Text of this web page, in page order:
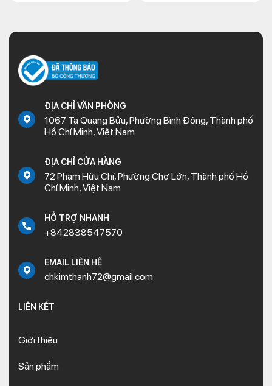
ĐỊA CHỈ VĂN PHÒNG
1067 Tạ Quang Bửu, Phường Bình Đông, Thành phố
Hồ Chí Minh, Việt Nam
ĐỊA CHỈ CỬA HÀNG
72 Phạm Hữu Chí, Phường Chợ Lớn, Thành phố Hồ
Chí Minh, Việt Nam
HỖ TRỢ NHANH
+842838547570
EMAIL LIÊN HỆ
chkimthanh72@gmail.com
LIÊN KẾT
Giới thiệu
Sản phẩm